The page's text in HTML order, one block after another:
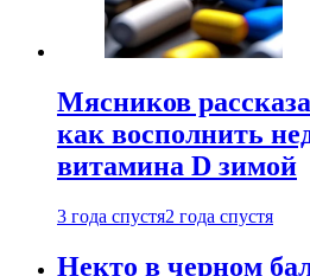
Мясников
как восполнить
витамина D зимой
3 года спустя2 года спустя
Некто в черном